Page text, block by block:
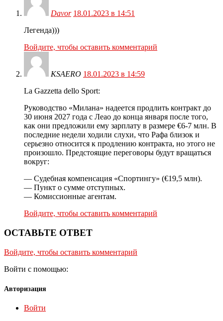
Davor 18.01.2023 в 14:51
Легенда)))
Войдите, чтобы оставить комментарий
KSAERO 18.01.2023 в 14:59
La Gazzetta dello Sport:
Руководство «Милана» надеется продлить контракт до
30 июня 2027 года с Леао до конца января после того,
как они предложили ему зарплату в размере €6-7 млн. В
последние недели ходили слухи, что Рафа близок и
серьезно относится к продлению контракта, но этого не
произошло. Предстоящие переговоры будут вращаться
вокруг:
— Судебная компенсация «Спортингу» (€19,5 млн).
— Пункт о сумме отступных.
— Комиссионные агентам.
Войдите, чтобы оставить комментарий
ОСТАВЬТЕ ОТВЕТ
Войдите, чтобы оставить комментарий
Войти с помощью:
Авторизация
Войти